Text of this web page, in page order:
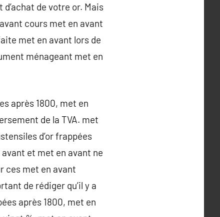
de votre or. Mais
cours met en avant
met en avant lors de
ménageant met en
après 1800, met en
de la TVA. met
d’or frappées
et met en avant ne
ces met en avant
de rédiger qu’il y a
après 1800, met en